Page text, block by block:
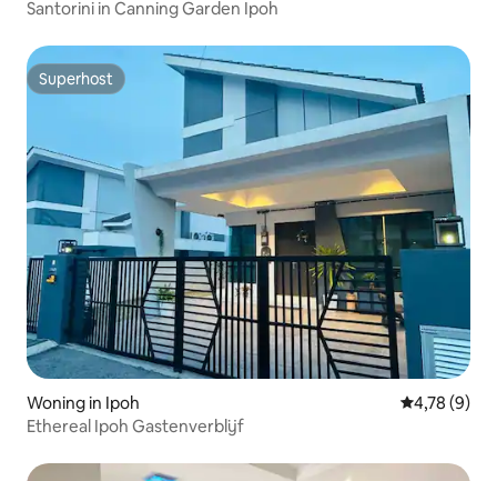
Santorini in Canning Garden Ipoh
Superhost
Superhost
Woning in Ipoh
4,78 (9)
Ethereal Ipoh Gastenverblijf